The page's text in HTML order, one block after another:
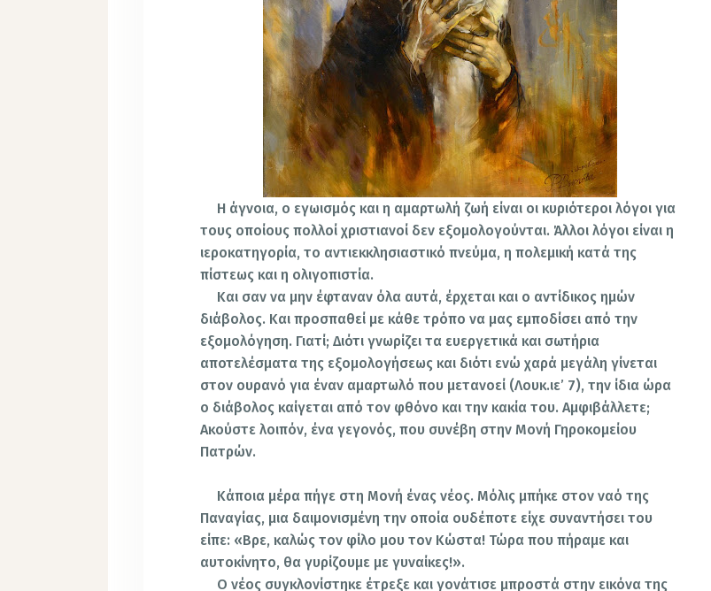
Η άγνοια, ο εγωισμός και η αμαρτωλή ζωή είναι οι κυριότεροι λόγοι για
τους οποίους πολλοί χριστιανοί δεν εξομολογούνται. Άλλοι λόγοι είναι η
ιεροκατηγορία, το αντιεκκλησιαστικό πνεύμα, η πολεμική κατά της
πίστεως και η ολιγοπιστία.
Και σαν να μην έφταναν όλα αυτά, έρχεται και ο αντίδικος ημών
διάβολος. Και προσπαθεί με κάθε τρόπο να μας εμποδίσει από την
εξομολόγηση. Γιατί; Διότι γνωρίζει τα ευεργετικά και σωτήρια
αποτελέσματα της εξομολογήσεως και διότι ενώ χαρά μεγάλη γίνεται
στον ουρανό για έναν αμαρτωλό που μετανοεί (Λουκ.ιε’ 7), την ίδια ώρα
ο διάβολος καίγεται από τον φθόνο και την κακία του. Αμφιβάλλετε;
Ακούστε λοιπόν, ένα γεγονός, που συνέβη στην Μονή Γηροκομείου
Πατρών.
Κάποια μέρα πήγε στη Μονή ένας νέος. Μόλις μπήκε στον ναό της
Παναγίας, μια δαιμονισμένη την οποία ουδέποτε είχε συναντήσει του
είπε: «Βρε, καλώς τον φίλο μου τον Κώστα! Τώρα που πήραμε και
αυτοκίνητο, θα γυρίζουμε με γυναίκες!».
Ο νέος συγκλονίστηκε έτρεξε και γονάτισε μπροστά στην εικόνα της